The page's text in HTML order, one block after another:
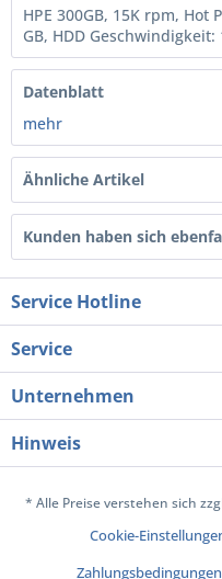
HPE 300GB, 15K rpm, Hot
GB, HDD Geschwindigkeit:
Datenblatt
mehr
Ähnliche Artikel
Kunden haben sich
Service Hotline
Service
Unternehmen
Hinweis
* Alle Preise verstehen sich
Cookie-
Zahlungsbedingungen